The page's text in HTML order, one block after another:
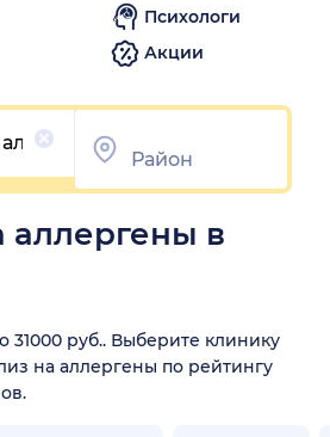
Психологи
Акции
аллергены в
31000 руб.. Выберите клинику
на аллергены по рейтингу